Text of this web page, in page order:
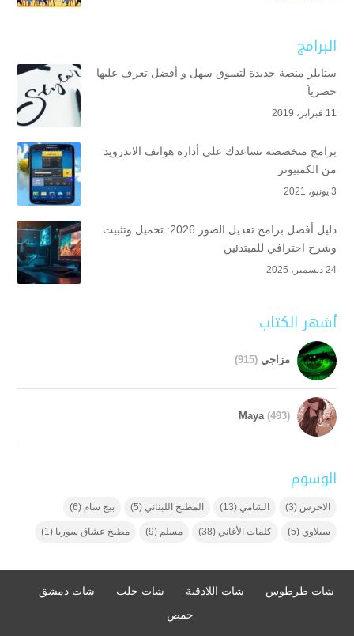
البرامج
ستايلر منصة جديدة لتسوق سهل و أفضل تعرف عليها
حصرياََ
11 فبراير، 2019
برامج متخصصة تساعدك على أدارة هواتف الاندرويد
من الكمبيوتر
3 يونيو، 2021
دليل أفضل برامج تعديل الصور 2026: تحميل وتثبيت
وشرح احترافي للمبتدئين
24 ديسمبر، 2025
أشهر الكتاب
مزاجي (915)
Maya (493)
الوسوم
الاخرس (3) الشامي (13) المطبخ اللبناني (5) بيج سام (6)
سيلاوي (5) كلمات الأغاني (38) مسلم (9) مطبخ عشاق سوريا (1)
شات طرطوس شات اللاذقية شات حلب
شات دمشق
حمص